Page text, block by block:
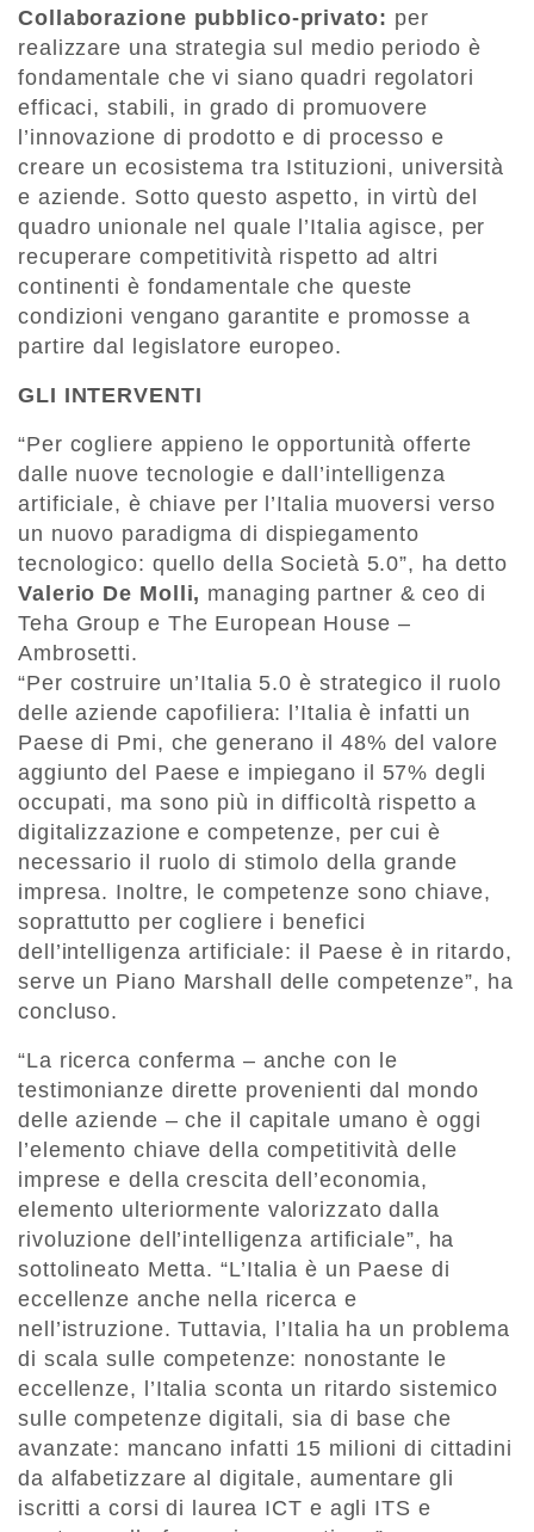
Collaborazione pubblico-privato: per
realizzare una strategia sul medio periodo è
fondamentale che vi siano quadri regolatori
efficaci, stabili, in grado di promuovere
l’innovazione di prodotto e di processo e
creare un ecosistema tra Istituzioni, università
e aziende. Sotto questo aspetto, in virtù del
quadro unionale nel quale l’Italia agisce, per
recuperare competitività rispetto ad altri
continenti è fondamentale che queste
condizioni vengano garantite e promosse a
partire dal legislatore europeo.
GLI INTERVENTI
“Per cogliere appieno le opportunità offerte
dalle nuove tecnologie e dall’intelligenza
artificiale, è chiave per l’Italia muoversi verso
un nuovo paradigma di dispiegamento
tecnologico: quello della Società 5.0”, ha detto
Valerio De Molli, managing partner & ceo di
Teha Group e The European House –
Ambrosetti.
“Per costruire un’Italia 5.0 è strategico il ruolo
delle aziende capofiliera: l’Italia è infatti un
Paese di Pmi, che generano il 48% del valore
aggiunto del Paese e impiegano il 57% degli
occupati, ma sono più in difficoltà rispetto a
digitalizzazione e competenze, per cui è
necessario il ruolo di stimolo della grande
impresa. Inoltre, le competenze sono chiave,
soprattutto per cogliere i benefici
dell’intelligenza artificiale: il Paese è in ritardo,
serve un Piano Marshall delle competenze”, ha
concluso.
“La ricerca conferma – anche con le
testimonianze dirette provenienti dal mondo
delle aziende – che il capitale umano è oggi
l’elemento chiave della competitività delle
imprese e della crescita dell’economia,
elemento ulteriormente valorizzato dalla
rivoluzione dell’intelligenza artificiale”, ha
sottolineato Metta. “L’Italia è un Paese di
eccellenze anche nella ricerca e
nell’istruzione. Tuttavia, l’Italia ha un problema
di scala sulle competenze: nonostante le
eccellenze, l’Italia sconta un ritardo sistemico
sulle competenze digitali, sia di base che
avanzate: mancano infatti 15 milioni di cittadini
da alfabetizzare al digitale, aumentare gli
iscritti a corsi di laurea ICT e agli ITS e